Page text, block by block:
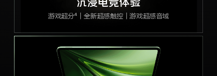
全部iQOO机型 对比iQOO机型
vivo WATCH GT 2 vivo Vision
全部智能硬件
游戏超分⁴｜全新超感触控｜游戏超感音域